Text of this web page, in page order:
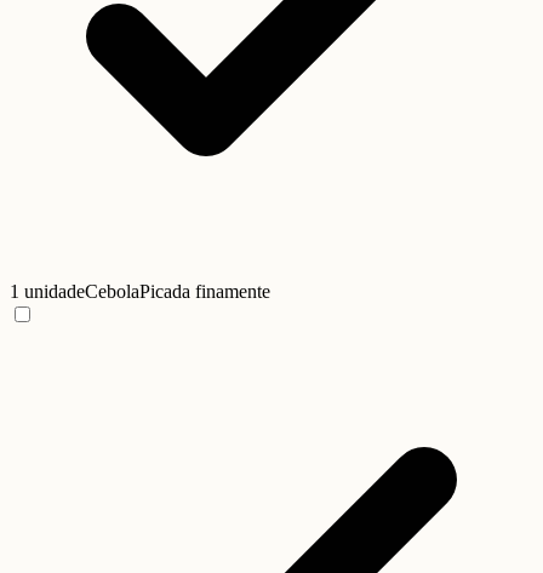
1 unidadeCebolaPicada finamente